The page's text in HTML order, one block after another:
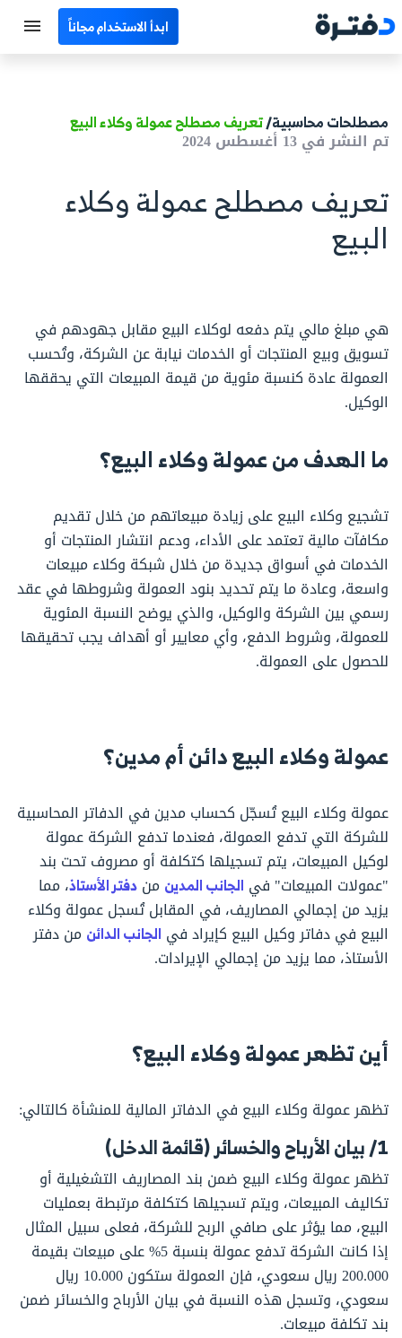
ابدأ الاستخدام مجاناً
جميع الأقسام
حاسبات
اتصل بنا
EN
مصطلحات محاسبية/تعريف مصطلح عمولة وكلاء البيع
تم النشر في 13 أغسطس 2024
تعريف مصطلح عمولة وكلاء
البيع
هي مبلغ مالي يتم دفعه لوكلاء البيع مقابل جهودهم في
تسويق وبيع المنتجات أو الخدمات نيابة عن الشركة، وتُحسب
العمولة عادة كنسبة مئوية من قيمة المبيعات التي يحققها
الوكيل.
ما الهدف من عمولة وكلاء البيع؟
تشجيع وكلاء البيع على زيادة مبيعاتهم من خلال تقديم
مكافآت مالية تعتمد على الأداء، ودعم انتشار المنتجات أو
الخدمات في أسواق جديدة من خلال شبكة وكلاء مبيعات
واسعة، وعادة ما يتم تحديد بنود العمولة وشروطها في عقد
رسمي بين الشركة والوكيل، والذي يوضح النسبة المئوية
للعمولة، وشروط الدفع، وأي معايير أو أهداف يجب تحقيقها
للحصول على العمولة.
عمولة وكلاء البيع دائن أم مدين؟
عمولة وكلاء البيع تُسجّل كحساب مدين في الدفاتر المحاسبية
للشركة التي تدفع العمولة، فعندما تدفع الشركة عمولة
لوكيل المبيعات، يتم تسجيلها كتكلفة أو مصروف تحت بند
"عمولات المبيعات" في الجانب المدين من دفتر الأستاذ، مما
يزيد من إجمالي المصاريف، في المقابل تُسجل عمولة وكلاء
البيع في دفاتر وكيل البيع كإيراد في الجانب الدائن من دفتر
الأستاذ، مما يزيد من إجمالي الإيرادات.
أين تظهر عمولة وكلاء البيع؟
تظهر عمولة وكلاء البيع في الدفاتر المالية للمنشأة كالتالي:
1/ بيان الأرباح والخسائر (قائمة الدخل)
تظهر عمولة وكلاء البيع ضمن بند المصاريف التشغيلية أو
تكاليف المبيعات، ويتم تسجيلها كتكلفة مرتبطة بعمليات
البيع، مما يؤثر على صافي الربح للشركة، فعلى سبيل المثال
إذا كانت الشركة تدفع عمولة بنسبة 5% على مبيعات بقيمة
200.000 ريال سعودي، فإن العمولة ستكون 10.000 ريال
سعودي، وتسجل هذه النسبة في بيان الأرباح والخسائر ضمن
بند تكلفة مبيعات.